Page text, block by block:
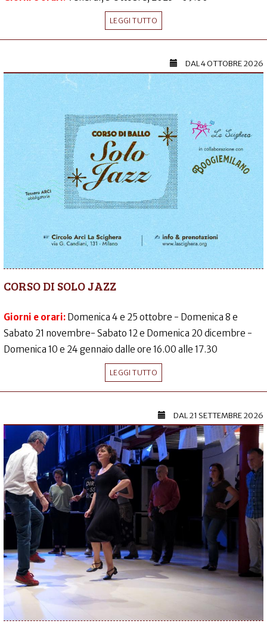
LEGGI TUTTO
DAL4 OTTOBRE 2026
CORSO DI SOLO JAZZ
Giorni e orari: Domenica 4 e 25 ottobre - Domenica 8 e
Sabato 21 novembre- Sabato 12 e Domenica 20 dicembre -
Domenica 10 e 24 gennaio dalle ore 16.00 alle 17.30
LEGGI TUTTO
DAL21 SETTEMBRE 2026